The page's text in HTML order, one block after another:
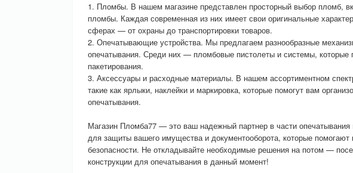
1. Пломбы. В нашем магазине представлен просторный выбор пломб,
пломбы. Каждая современная из них имеет свои оригинальные
сферах — от охраны до транспортировки товаров.
2. Опечатывающие устройства. Мы предлагаем разнообразные
опечатывания. Среди них — пломбовые пистолеты и системы, которые
пакетирования.
3. Аксессуары и расходные материалы. В нашем ассортиментном
такие как ярлыки, наклейки и маркировка, которые помогут вам
опечатывания.
Магазин Пломба77 — это ваш надежный партнер в части
для защиты вашего имущества и документооборота, которые помогают
безопасности. Не откладывайте необходимые решения на потом —
конструкции для опечатывания в данный момент!